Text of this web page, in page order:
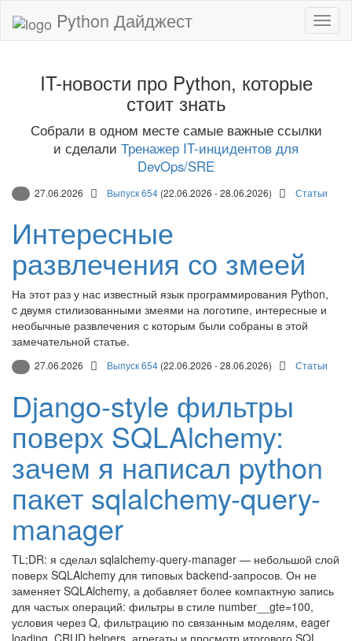
Python Дайджест
IT-новости про Python, которые
стоит знать
Собрали в одном месте самые важные ссылки
и сделали Тренажер IT-инцидентов для
DevOps/SRE
27.06.2026 Выпуск 654 (22.06.2026 - 28.06.2026) Статьи
Интересные
развлечения со змеей
На этот раз у нас известный язык программирования Python,
c двумя стилизованными змеями на логотипе, интересные и
необычные развлечения с которым были собраны в этой
замечательной статье.
27.06.2026 Выпуск 654 (22.06.2026 - 28.06.2026) Статьи
Django-style фильтры
поверх SQLAlchemy:
зачем я написал python
пакет sqlalchemy-query-
manager
TL;DR: я сделал sqlalchemy-query-manager — небольшой слой
поверх SQLAlchemy для типовых backend-запросов. Он не
заменяет SQLAlchemy, а добавляет более компактную запись
для частых операций: фильтры в стиле number__gte=100,
условия через Q, фильтрацию по связанным моделям, eager
loading, CRUD helpers, агрегаты и просмотр итогового SQL.